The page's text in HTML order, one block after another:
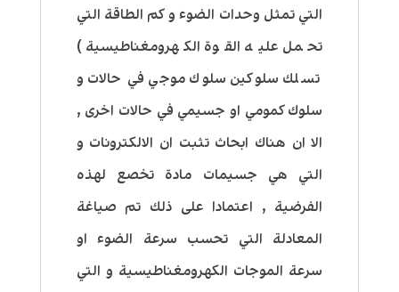
التي تمثل وحدات الضوء و كم الطاقة التي
تحمل عليه القوة الكهرومغناطيسية )
تسلك سلوكين سلوك موجي في حالات و
سلوك كمومي او جسيمي في حالات اخرى ,
الا ان هناك ابحاث تثبت ان الالكترونات و
التي هي جسيمات مادة تخصع لهذه
الفرضية , اعتمادا على ذلك تم صياغة
المعادلة التي تحسب سرعة الضوء او
سرعة الموجات الكهرومغناطيسية و التي